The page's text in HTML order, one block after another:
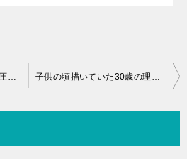
尿の治験誕生!夜間頻尿・腹圧性尿失禁・前立腺肥大症（BPH）の治療対策! 子供の頃描いていた30歳の理想と現実を比較。